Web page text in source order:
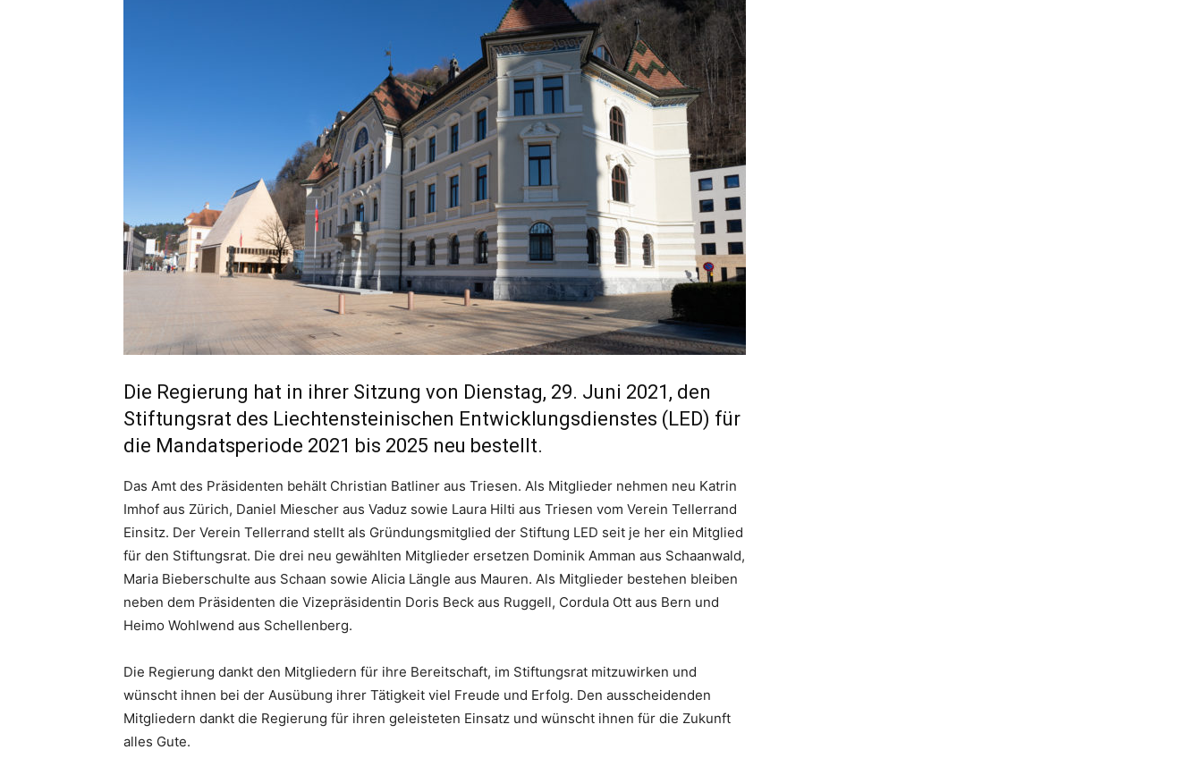
Die Regierung hat in ihrer Sitzung von Dienstag, 29. Juni 2021, den
Stiftungsrat des Liechtensteinischen Entwicklungsdienstes (LED) für
die Mandatsperiode 2021 bis 2025 neu bestellt.
Das Amt des Präsidenten behält Christian Batliner aus Triesen. Als Mitglieder nehmen neu Katrin
Imhof aus Zürich, Daniel Miescher aus Vaduz sowie Laura Hilti aus Triesen vom Verein Tellerrand
Einsitz. Der Verein Tellerrand stellt als Gründungsmitglied der Stiftung LED seit je her ein Mitglied
für den Stiftungsrat. Die drei neu gewählten Mitglieder ersetzen Dominik Amman aus Schaanwald,
Maria Bieberschulte aus Schaan sowie Alicia Längle aus Mauren. Als Mitglieder bestehen bleiben
neben dem Präsidenten die Vizepräsidentin Doris Beck aus Ruggell, Cordula Ott aus Bern und
Heimo Wohlwend aus Schellenberg.
Die Regierung dankt den Mitgliedern für ihre Bereitschaft, im Stiftungsrat mitzuwirken und
wünscht ihnen bei der Ausübung ihrer Tätigkeit viel Freude und Erfolg. Den ausscheidenden
Mitgliedern dankt die Regierung für ihren geleisteten Einsatz und wünscht ihnen für die Zukunft
alles Gute.